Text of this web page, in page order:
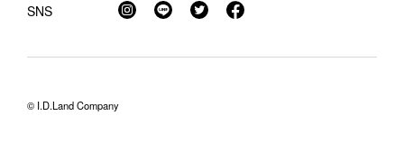
SNS
© I.D.Land Company